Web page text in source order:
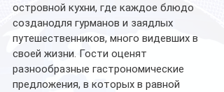
островной кухни, где каждое блюдо
созданодля гурманов и заядлых
путешественников, много видевших в
своей жизни. Гости оценят
разнообразные гастрономические
предложения, в которых в равной